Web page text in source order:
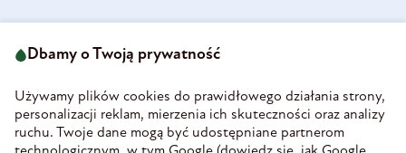
58-160 Świebodzice
REGON 890213034
INFORMACJE
Dbamy o Twoją prywatność
Używamy plików cookies do prawidłowego działania strony,
personalizacji reklam, mierzenia ich skuteczności oraz analizy
ruchu. Twoje dane mogą być udostępniane partnerom